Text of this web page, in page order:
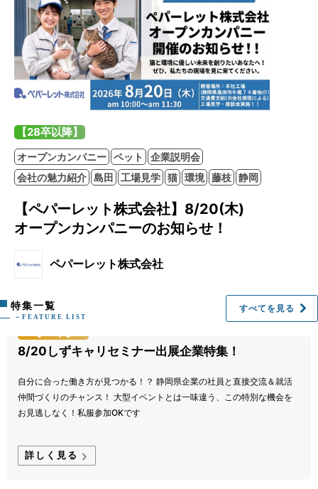
【28卒以降】
オープンカンパニー ペット
企業説明会
会社の魅力紹介 島田 工場見学 猫 環境 藤枝 静岡
【ペパーレット株式会社】8/20(木)
オープンカンパニーのお知らせ！
ペパーレット株式会社
特集一覧
－FEATURE LIST
すべてを見る
8/20しずキャリセミナー出展企業特集！
自分に合った働き方が見つかる！？ 静岡県企業の社員と直接交流＆就活
仲間づくりのチャンス！ 大型イベントとは一味違う、この特別な機会を
お見逃しなく！私服参加OKです
詳しく見る